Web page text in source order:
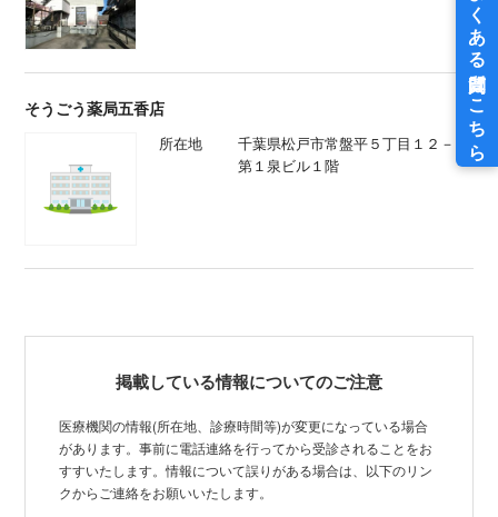
そうごう薬局五香店
所在地
千葉県松戸市常盤平５丁目１２－６
第１泉ビル１階
掲載している情報についてのご注意
医療機関の情報(所在地、診療時間等)が変更になっている場合
があります。事前に電話連絡を行ってから受診されることをお
すすいたします。情報について誤りがある場合は、以下のリン
クからご連絡をお願いいたします。